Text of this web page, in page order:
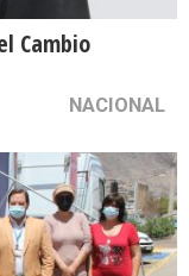
Cambio
NACIONAL